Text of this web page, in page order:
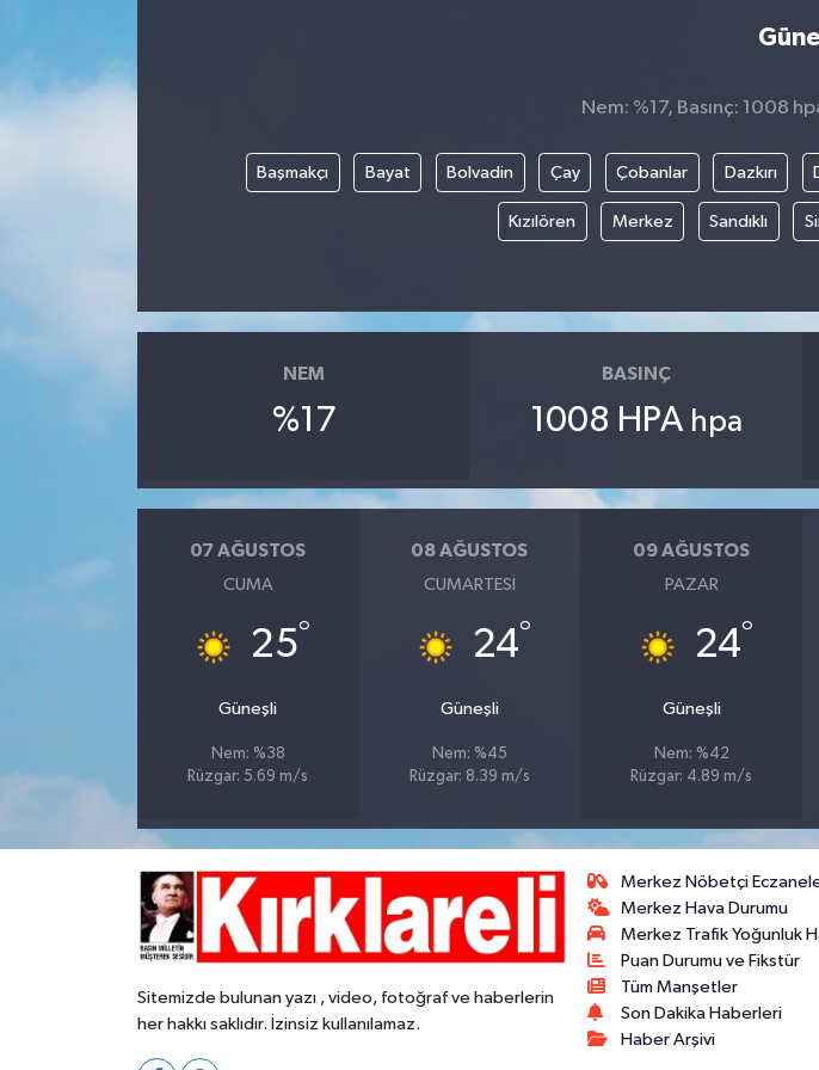
Nem: %17, Basınç: 1008
Başmakçı Bayat Bolvadin Çay Çobanlar Dazkırı
Kızılören Merkez Sandıklı
NEM
%17
BASINÇ
1008 HPA hpa
07 AĞUSTOS
CUMA
25°
Güneşli
Nem: %38
Rüzgar: 5.69 m/s
08 AĞUSTOS
CUMARTESI
24°
Güneşli
Nem: %45
Rüzgar: 8.39 m/s
09 AĞUSTOS
PAZAR
24°
Güneşli
Nem: %42
Rüzgar: 4.89 m/s
Sitemizde bulunan yazı , video, fotoğraf ve haberlerin
her hakkı saklıdır. İzinsiz kullanılamaz.
Merkez Nöbetçi
Merkez Hava Durumu
Merkez Trafik Yoğunluk
Puan Durumu ve Fikstür
Tüm Manşetler
Son Dakika Haberleri
Haber Arşivi